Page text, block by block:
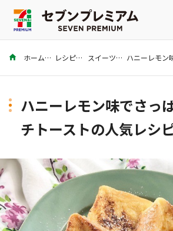
商品を探す
ホーム レシピ スイーツ
ハニーレモン味でさっ
チトーストの人気レシ